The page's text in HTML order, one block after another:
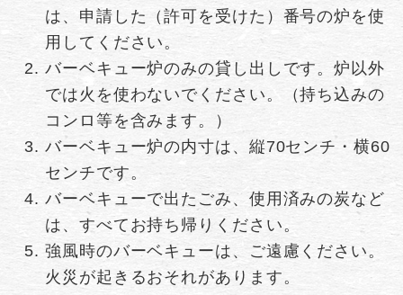
は、申請した（許可を受けた）番号の炉を使
用してください。
バーベキュー炉のみの貸し出しです。炉以外
では火を使わないでください。（持ち込みの
コンロ等を含みます。）
バーベキュー炉の内寸は、縦70センチ・横60
センチです。
バーベキューで出たごみ、使用済みの炭など
は、すべてお持ち帰りください。
強風時のバーベキューは、ご遠慮ください。
火災が起きるおそれがあります。